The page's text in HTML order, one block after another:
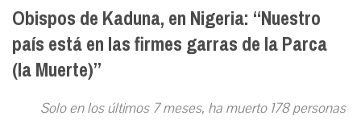
Obispos de Kaduna, en Nigeria: “Nuestro
país está en las firmes garras de la Parca
(la Muerte)”
Solo en los últimos 7 meses, ha muerto 178 personas